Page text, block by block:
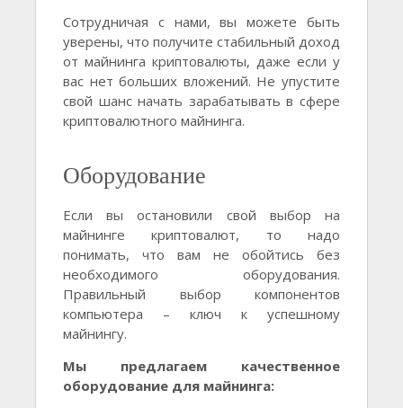
Сотрудничая с нами, вы можете быть
уверены, что получите стабильный доход
от майнинга криптовалюты, даже если у
вас нет больших вложений. Не упустите
свой шанс начать зарабатывать в сфере
криптовалютного майнинга.
Оборудование
Если вы остановили свой выбор на
майнинге криптовалют, то надо
понимать, что вам не обойтись без
необходимого оборудования.
Правильный выбор компонентов
компьютера – ключ к успешному
майнингу.
Мы предлагаем качественное
оборудование для майнинга: